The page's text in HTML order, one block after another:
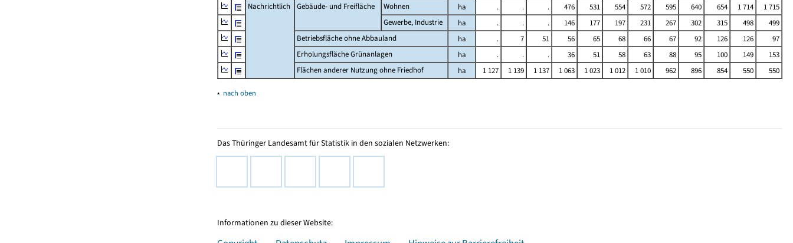
Nachrichtlich
Gebäude- und Freifläche Wohnen ha . . . 476 531 554 572 595 640 654 1 714
1 715
Gewerbe, Industrie
ha . . . 146 177 197 231 267 302 315 498
499
Betriebsfläche ohne Abbauland
ha . 7 51 56 65 68 66 67 92 126 126
97
Erholungsfläche Grünanlagen
ha . . . 36 51 58 63 88 95 100 149
153
Flächen anderer Nutzung ohne Friedhof
ha 1 127 1 139 1 137 1 063 1 023 1 012 1 010 962 896 854 550 550
▴ nach oben
Das Thüringer Landesamt für Statistik in den sozialen Netzwerken:
Informationen zu dieser Website: